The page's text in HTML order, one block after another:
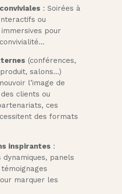
: Soirées à
ou
pour
(conférences,
salons…)
l’image de
clients ou
ces
des formats
inspirantes :
dynamiques, panels
marquer les